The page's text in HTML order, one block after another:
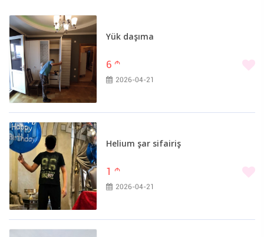
Yük daşıma
6 m
2026-04-21
Helium şar sifairiş
1 m
2026-04-21